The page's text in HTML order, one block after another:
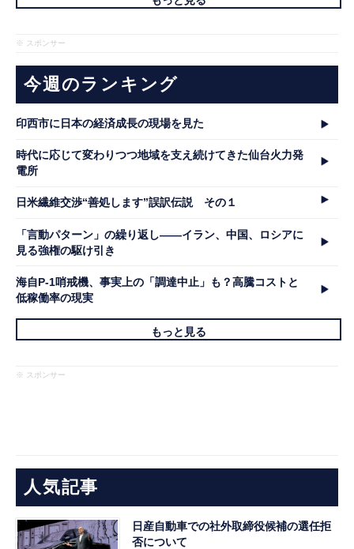
※ スポンサー
今週のランキング
印西市に日本の経済成長の現場を見た
時代に応じて変わりつつ地域を支え続けてきた仙台火力発
電所
日米繊維交渉“善処します”誤訳伝説 その１
「言動パターン」の繰り返し――イラン、中国、ロシアに
見る強権の駆け引き
海自P-1哨戒機、事実上の「調達中止」も？高騰コストと
低稼働率の現実
もっと見る
※ スポンサー
人気記事
日産自動車での社外取締役候補の選任拒
否について